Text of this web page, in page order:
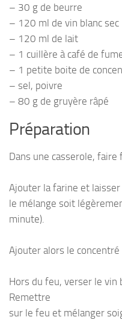
– 30 g de beurre
– 120 ml de vin blanc sec
– 120 ml de lait
– 1 cuillère à café de
– 1 petite boite de
– sel, poivre
– 80 g de gruyère râpé
Préparation
Dans une casserole,
Ajouter la farine et laisser
le mélange soit
minute).
Ajouter alors le
Hors du feu, verser le vin
Remettre
sur le feu et mélanger